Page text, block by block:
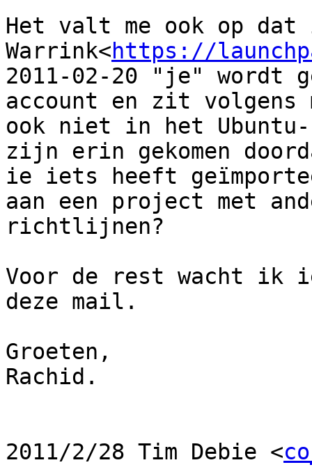
Het valt me ook op
Warrink<https://
2011-02-20 "je" wordt
account en zit volgens
ook niet in het
zijn erin gekomen
ie iets heeft
aan een project met
richtlijnen?
Voor de rest wacht ik
deze mail.
Groeten,
Rachid.
2011/2/28 Tim Debie <